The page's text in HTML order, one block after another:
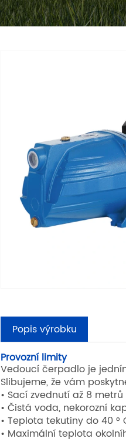
Popis výrobku
Provozní limity
Vedoucí čerpadlo je
Slibujeme, že vám
• Sací zvednutí až 8 metrů
• Čistá voda, nekorozní
• Teplota tekutiny do 40 °
• Maximální teplota